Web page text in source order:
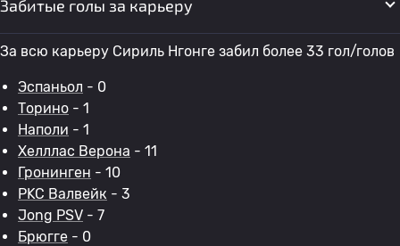
Забитые голы за карьеру
За всю карьеру Сириль Нгонге забил более 33 гол/голов
Эспаньол - 0
Торино - 1
Наполи - 1
Хелллас Верона - 11
Гронинген - 10
РKC Валвейк - 3
Jong PSV - 7
Брюгге - 0